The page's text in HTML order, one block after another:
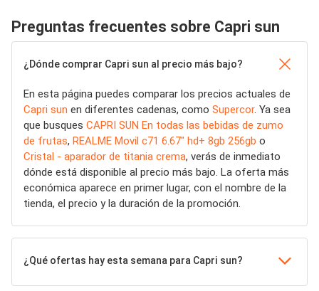
Preguntas frecuentes sobre Capri sun
¿Dónde comprar Capri sun al precio más bajo?
En esta página puedes comparar los precios actuales de
Capri sun en diferentes cadenas, como Supercor. Ya sea
que busques CAPRI SUN En todas las bebidas de zumo
de frutas, REALME Movil c71 6.67" hd+ 8gb 256gb o
Cristal - aparador de titania crema, verás de inmediato
dónde está disponible al precio más bajo. La oferta más
económica aparece en primer lugar, con el nombre de la
tienda, el precio y la duración de la promoción.
¿Qué ofertas hay esta semana para Capri sun?